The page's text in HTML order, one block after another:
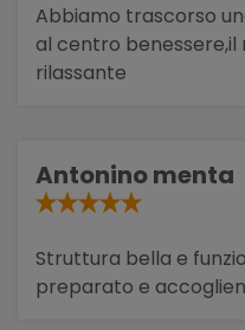
Abbiamo trascorso
al centro benessere,il
rilassante
Antonino menta
Struttura bella e
preparato e